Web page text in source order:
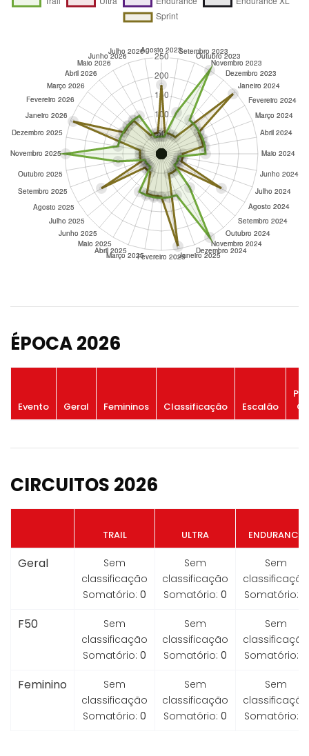
ÉPOCA 2026
Evento Geral Femininos Classificação Escalão
CIRCUITOS 2026
TRAIL ULTRA ENDURANCE
Geral
Sem
classificação
Somatório: 0
Sem
classificação
Somatório: 0
Sem
classificação
Somatório:
F50
Sem
classificação
Somatório: 0
Sem
classificação
Somatório: 0
Sem
classificação
Somatório:
Feminino
Sem
classificação
Somatório: 0
Sem
classificação
Somatório: 0
Sem
classificação
Somatório: